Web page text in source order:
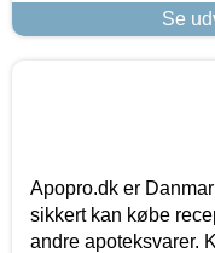
Se
Apopro.dk er
sikkert kan købe
andre apoteksvarer.